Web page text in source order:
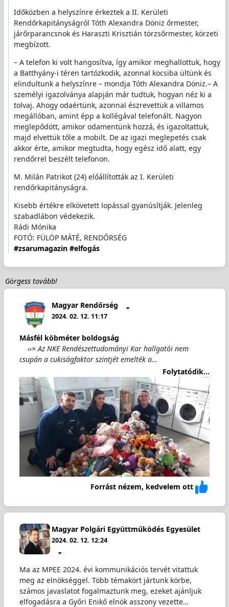
Időközben a helyszínre érkeztek a II. Kerületi
Rendőrkapitányságról Tóth Alexandra Döniz őrmester,
járőrparancsnok és Haraszti Krisztián törzsőrmester, körzeti
megbízott.
– A telefon ki volt hangosítva, így amikor meghallottuk, hogy
a Batthyány-i téren tartózkodik, azonnal kocsiba ültünk és
elindultunk a helyszínre – mondja Tóth Alexandra Döniz.– A
személyi igazolványa alapján már tudtuk, hogyan néz ki a
tolvaj. Ahogy odaértünk, azonnal észrevettük a villamos
megállóban, amint épp a kollégával telefonált. Nagyon
meglepődött, amikor odamentünk hozzá, és igazoltattuk,
majd elvettük tőle a mobilt. De az igazi meglepetés csak
akkor érte, amikor megtudta, hogy egész idő alatt, egy
rendőrrel beszélt telefonon.
M. Milán Patrikot (24) előállították az I. Kerületi
rendőrkapitányságra.
Kisebb értékre elkövetett lopással gyanúsítják. Jelenleg
szabadlábon védekezik.
Rádi Mónika
FOTÓ: FÜLÖP MÁTÉ, RENDŐRSÉG
#zsarumagazin #elfogás
Görgess tovább!
Magyar Rendőrség
2024. 02. 12. 11:17
Másfél köbméter boldogság
‹›× Az NKE Rendészettudományi Kar hallgatói nem
csupán a cukiságfaktor szintjét emelték a…
Folytatódik...
Forrást nézem, kedvelem ott
Magyar Polgári Együttműködés Egyesület
2024. 02. 12. 12:24
Ma az MPEE 2024. évi kommunikációs tervét vitattuk
meg az elnökséggel. Több témakört jártunk körbe,
számos javaslatot fogalmaztunk meg, ezeket ajánljuk
elfogadásra a Győri Enikő elnök asszony vezette…